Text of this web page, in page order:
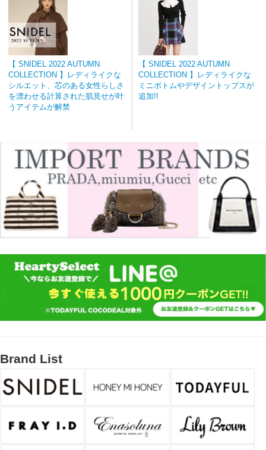
【 SNIDEL 2022 AUTUMN
COLLECTION 】レディライクな
シルエット、芯のある女性らしさ
を漂わせる計算された肌見せが叶
うアイテムが解禁
【 SNIDEL 2022 AUTUMN
COLLECTION 】レディライクな
ミニボトムやデザイントップスが
追加!!
Brand List